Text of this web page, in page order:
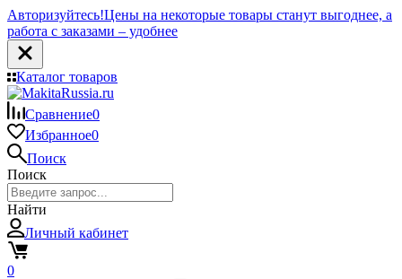
Авторизуйтесь!Цены на некоторые товары станут выгоднее, а
работа с заказами – удобнее
Каталог товаров
Сравнение0
Избранное0
Поиск
Поиск
Найти
Личный кабинет
0